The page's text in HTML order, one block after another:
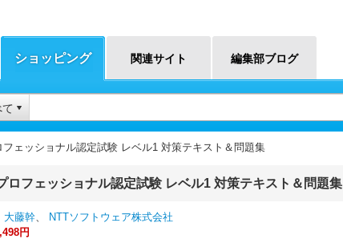
イナビBOOKS
ショッピング 関連サイト 編集部ブログ
ェッショナル認定試験 レベル1 対策テキスト＆問題集
ロフェッショナル認定試験 レベル1 対策テキスト＆問題集
大藤幹、
NTTソフトウェア株式会社
円